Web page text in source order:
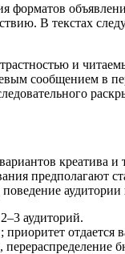
форматов
В текстах
и
сообщением в
креатива
предполагают
аудиторий.
отдается